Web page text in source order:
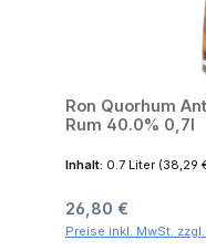
Ron Quorhum
Rum 40.0% 0,7l
Inhalt: 0.7 Liter (38,29
Regulärer Preis:
26,80 €
Preise inkl. MwSt.